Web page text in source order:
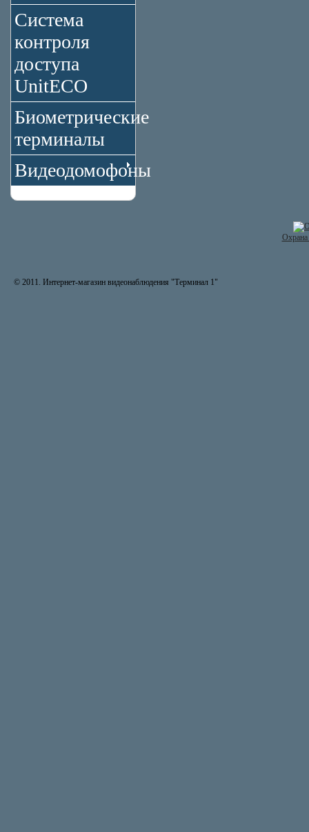
Система
контроля
доступа
UnitECO
Биометрические
терминалы
Видеодомофоны
© 2011. Интернет-магазин видеонаблюдения "Терминал 1"